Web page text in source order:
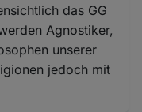
das GG
Agnostiker,
unserer
jedoch mit